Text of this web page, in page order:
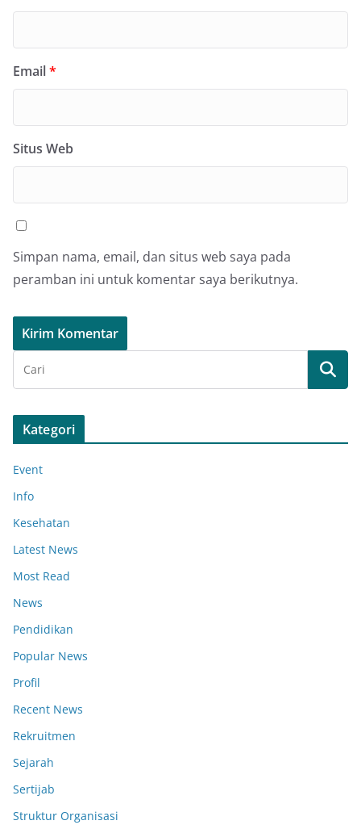
Email*
Situs Web
Simpan nama, email, dan situs web saya pada
peramban ini untuk komentar saya berikutnya.
Kategori
Event
Info
Kesehatan
Latest News
Most Read
News
Pendidikan
Popular News
Profil
Recent News
Rekruitmen
Sejarah
Sertijab
Struktur Organisasi